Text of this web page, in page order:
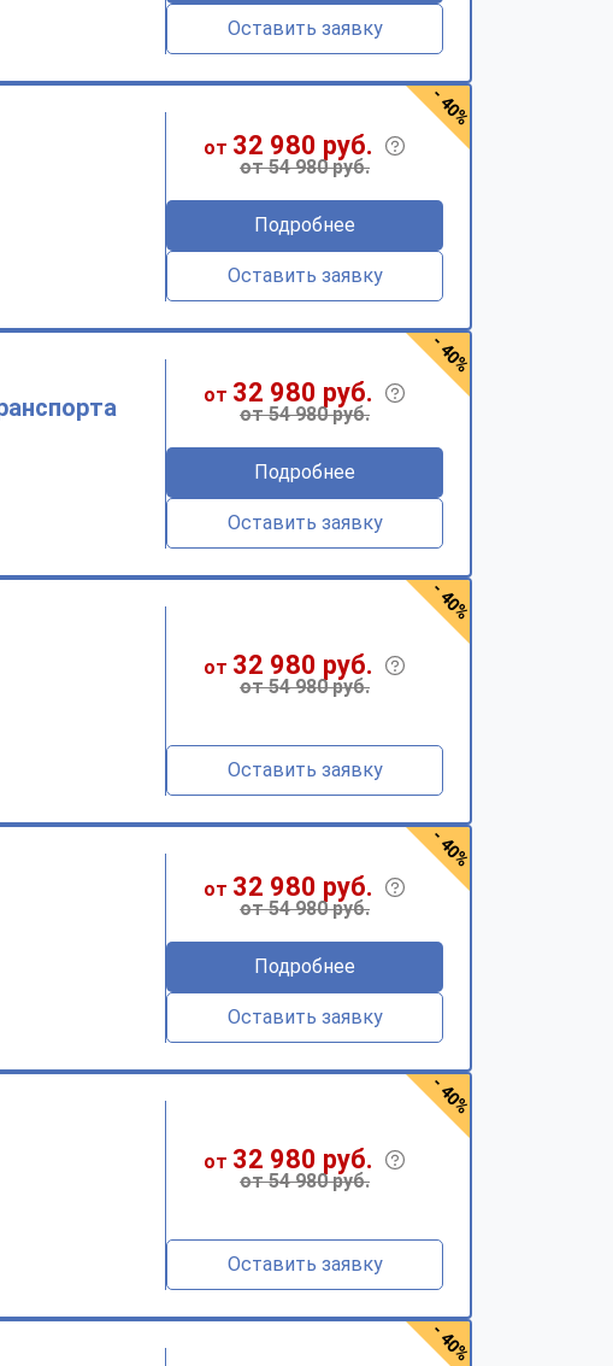
Оставить заявку
от 32 980 руб.
от 54 980 руб.
Подробнее
Оставить заявку
- 40%
от 32 980 руб.
от 54 980 руб.
Подробнее
Оставить заявку
- 40%
от 32 980 руб.
от 54 980 руб.
Оставить заявку
- 40%
от 32 980 руб.
от 54 980 руб.
Подробнее
Оставить заявку
- 40%
от 32 980 руб.
от 54 980 руб.
Оставить заявку
- 40%
- 40%